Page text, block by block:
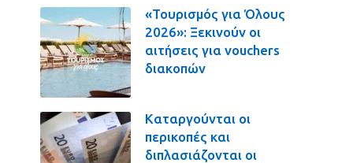
«Τουρισμός για Όλους
2026»: Ξεκινούν οι
αιτήσεις για vouchers
διακοπών
Καταργούνται οι
περικοπές και
διπλασιάζονται οι